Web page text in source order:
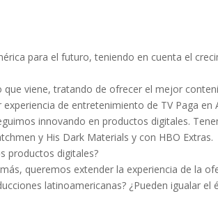
para el futuro, teniendo en cuenta el
que viene, tratando de ofrecer el mejor
de entretenimiento de TV Paga en
innovando en productos digitales.
y His Dark Materials y con HBO Extras.
productos digitales?
queremos extender la experiencia de la
latinoamericanas? ¿Pueden igualar el